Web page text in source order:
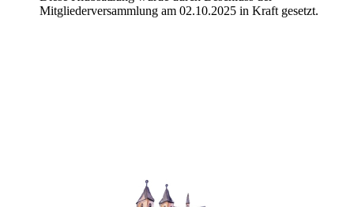
Mitgliederversammlung am 02.10.2025 in Kraft gesetzt.